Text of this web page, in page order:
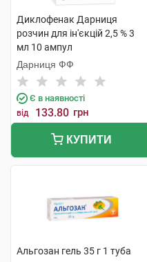
Диклофенак Дарниця
розчин для ін'єкцій 2,5 % 3
мл 10 ампул
Дарниця ФФ
Є в наявності
від 133.80 грн
КУПИТИ
Альгозан гель 35 г 1 туба